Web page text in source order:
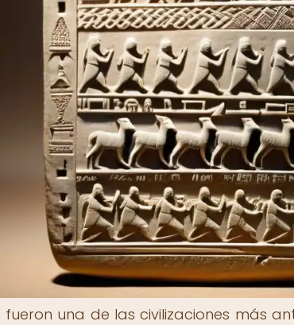
fueron una de las civilizaciones más